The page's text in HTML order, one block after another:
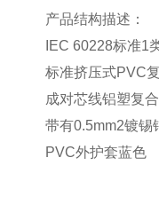
产品结构描述：
IEC 60228标准1
标准挤压式PVC
成对芯线铝塑复
带有0.5mm2镀锡
PVC外护套蓝色